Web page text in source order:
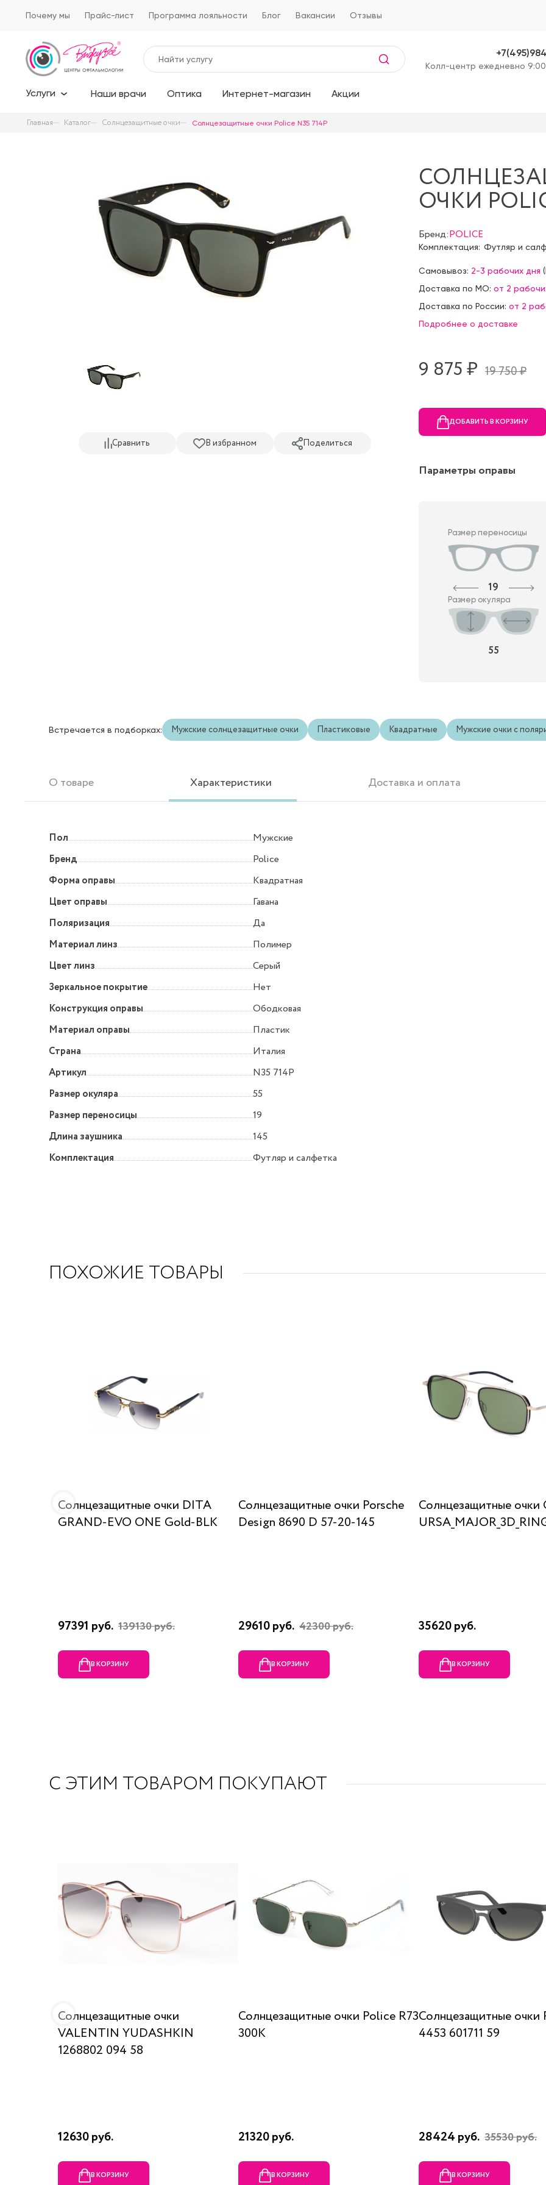
Почему мы Прайс-лист Программа лояльности Блог Вакансии Отзывы
Kолл-центр ежедневно
Услуги Наши врачи Оптика Интернет-магазин Акции
Главная Каталог Солнцезащитные очки Солнцезащитные очки Police N35 714P
Сравнить В избранном Поделиться
ОЧКИ
Бренд:POLICE
Комплектация: Футляр и
Самовывоз: 2-3 рабочих дня (
Доставка по МО: от 2
Доставка по России: от 2
Подробнее о доставке
9 875 ₷ 19 750 ₷
ДОБАВИТЬ В КОРЗИНУ
Параметры оправы
Размер переносицы
19
Размер окуляра
55
Встречается в подборках: Мужские солнцезащитные очки Пластиковые Квадратные Мужские очки с
О товаре Характеристики Доставка и оплата
Пол
Мужские
Бренд
Police
Форма оправы
Квадратная
Цвет оправы
Гавана
Поляризация
Да
Материал линз
Полимер
Цвет линз
Серый
Зеркальное покрытие
Нет
Конструкция оправы
Ободковая
Материал оправы
Пластик
Страна
Италия
Артикул
N35 714P
Размер окуляра
55
Размер переносицы
19
Длина заушника
145
Комплектация
Футляр и салфетка
ПОХОЖИЕ ТОВАРЫ
Солнцезащитные очки DITA
GRAND-EVO ONE Gold-BLK
97391 руб. 139130 руб.
В КОРЗИНУ
Солнцезащитные очки Porsche
Design 8690 D 57-20-145
29610 руб. 42300 руб.
В КОРЗИНУ
Солнцезащитные очки
35620 руб.
В КОРЗИНУ
С ЭТИМ ТОВАРОМ ПОКУПАЮТ
Солнцезащитные очки
VALENTIN YUDASHKIN
1268802 094 58
12630 руб.
В КОРЗИНУ
Солнцезащитные очки Police R73
300K
21320 руб.
В КОРЗИНУ
Солнцезащитные очки
4453 601711 59
28424 руб. 35530 руб.
В КОРЗИНУ